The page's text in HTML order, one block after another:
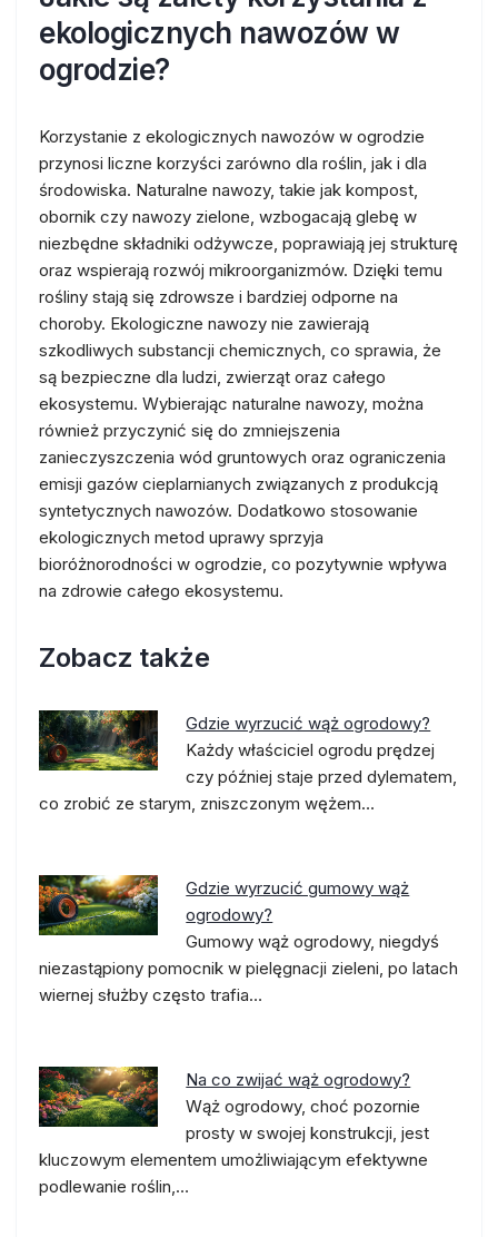
ekologicznych nawozów w
ogrodzie?
Korzystanie z ekologicznych nawozów w ogrodzie
przynosi liczne korzyści zarówno dla roślin, jak i dla
środowiska. Naturalne nawozy, takie jak kompost,
obornik czy nawozy zielone, wzbogacają glebę w
niezbędne składniki odżywcze, poprawiają jej strukturę
oraz wspierają rozwój mikroorganizmów. Dzięki temu
rośliny stają się zdrowsze i bardziej odporne na
choroby. Ekologiczne nawozy nie zawierają
szkodliwych substancji chemicznych, co sprawia, że
są bezpieczne dla ludzi, zwierząt oraz całego
ekosystemu. Wybierając naturalne nawozy, można
również przyczynić się do zmniejszenia
zanieczyszczenia wód gruntowych oraz ograniczenia
emisji gazów cieplarnianych związanych z produkcją
syntetycznych nawozów. Dodatkowo stosowanie
ekologicznych metod uprawy sprzyja
bioróżnorodności w ogrodzie, co pozytywnie wpływa
na zdrowie całego ekosystemu.
Zobacz także
Gdzie wyrzucić wąż ogrodowy?
Każdy właściciel ogrodu prędzej
czy później staje przed dylematem,
co zrobić ze starym, zniszczonym wężem…
Gdzie wyrzucić gumowy wąż
ogrodowy?
Gumowy wąż ogrodowy, niegdyś
niezastąpiony pomocnik w pielęgnacji zieleni, po latach
wiernej służby często trafia…
Na co zwijać wąż ogrodowy?
Wąż ogrodowy, choć pozornie
prosty w swojej konstrukcji, jest
kluczowym elementem umożliwiającym efektywne
podlewanie roślin,…